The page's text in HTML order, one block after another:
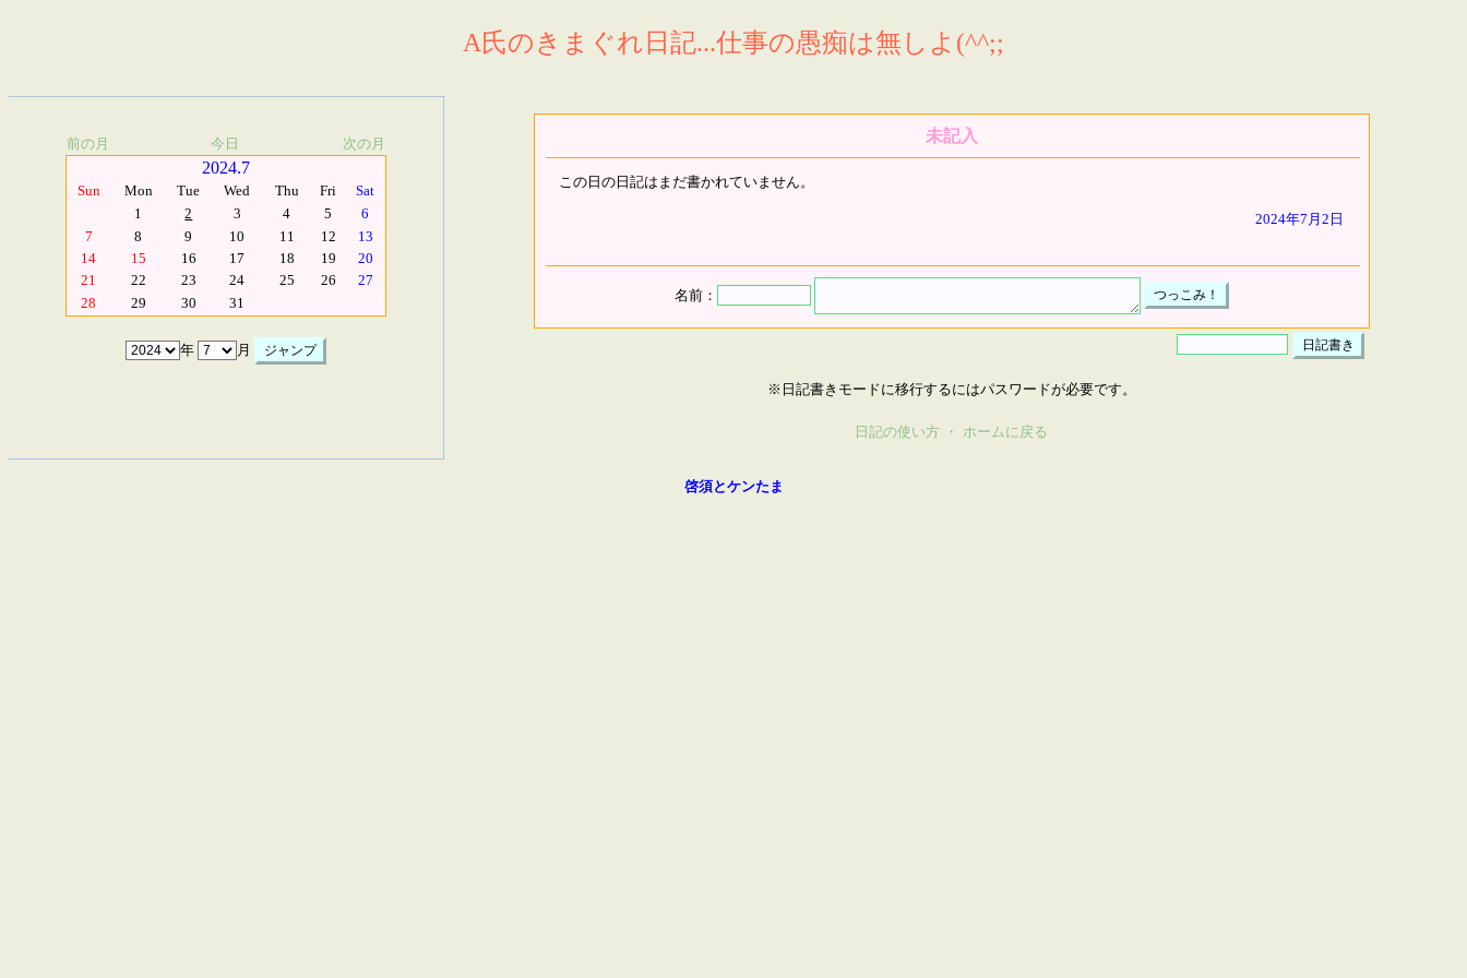
A氏のきまぐれ日記...仕事の愚痴は無しよ(^^;;
前の月 今日 次の月
2024.7
Sun Mon Tue Wed Thu Fri
Sat
1
2 3 4 5
6
7
8 9 10 11 12
13
14
15 16 17 18 19
20
21
22 23 24 25 26
27
28
29 30 31
年 月
未記入
この日の日記はまだ書かれていません。
2024年7月2日
名前：
※日記書きモードに移行するにはパスワードが必要です。
日記の使い方 ・ ホームに戻る
啓須とケンたま